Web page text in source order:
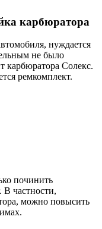
карбюратора
нуждается
не было
карбюратора Солекс.
ремкомплект.
починить
В частности,
можно повысить